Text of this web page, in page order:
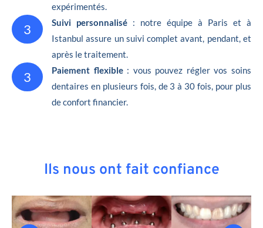
expérimentés.
3 Suivi personnalisé : notre équipe à Paris et à
Istanbul assure un suivi complet avant, pendant, et
après le traitement.
3 Paiement flexible: vous pouvez régler vos soins
dentaires en plusieurs fois, de 3 à 30 fois, pour plus
de confort financier.
Ils nous ont fait confiance